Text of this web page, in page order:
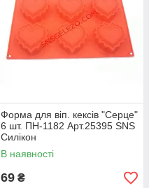
Форма для віп. кексів "Серце"
6 шт. ПН-1182 Арт.25395 SNS
Силікон
В наявності
69 ₴